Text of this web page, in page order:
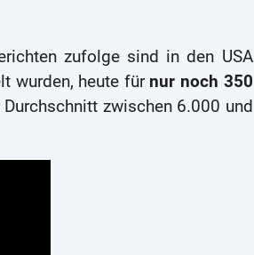
zufolge sind in den USA
wurden, heute für nur noch 350
zwischen 6.000 und